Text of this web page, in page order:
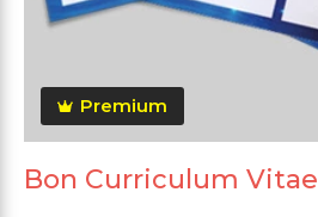
Premium
Bon Curriculum Vitae